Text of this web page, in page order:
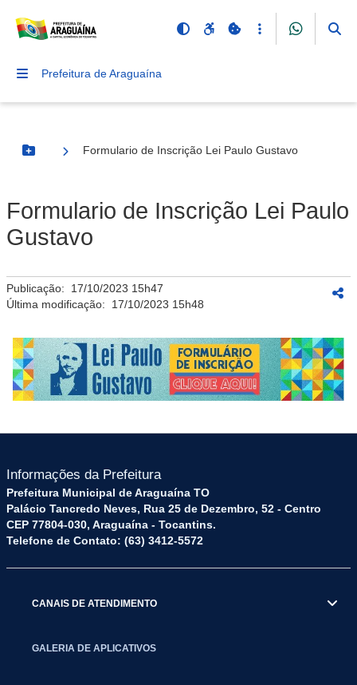
Prefeitura de Araguaína
Botão Menu
Formulario de Inscrição Lei Paulo Gustavo
Formulario de Inscrição Lei Paulo
Gustavo
Publicação: 17/10/2023 15h47
Última modificação: 17/10/2023 15h48
Informações da Prefeitura
Prefeitura Municipal de Araguaína TO
Palácio Tancredo Neves, Rua 25 de Dezembro, 52 - Centro
CEP 77804-030, Araguaína - Tocantins.
Telefone de Contato: (63) 3412-5572
CANAIS DE ATENDIMENTO
GALERIA DE APLICATIVOS